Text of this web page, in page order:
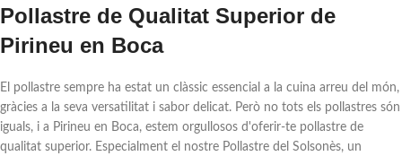
Pollastre de Qualitat Superior de
Pirineu en Boca
El pollastre sempre ha estat un clàssic essencial a la cuina arreu del món,
gràcies a la seva versatilitat i sabor delicat. Però no tots els pollastres són
iguals, i a Pirineu en Boca, estem orgullosos d'oferir-te pollastre de
qualitat superior. Especialment el nostre Pollastre del Solsonès, un